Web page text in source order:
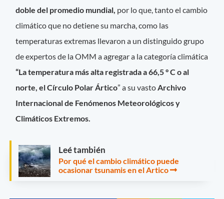
doble del promedio mundial, por lo que, tanto el cambio
climático que no detiene su marcha, como las
temperaturas extremas llevaron a un distinguido grupo
de expertos de la OMM a agregar a la categoría climática
“La temperatura más alta registrada a 66,5 ° C o al
norte, el Círculo Polar Ártico” a su vastoArchivo
Internacional de Fenómenos Meteorológicos y
Climáticos Extremos.
Leé también
Por qué el cambio climático puede
ocasionar tsunamis en el Artico